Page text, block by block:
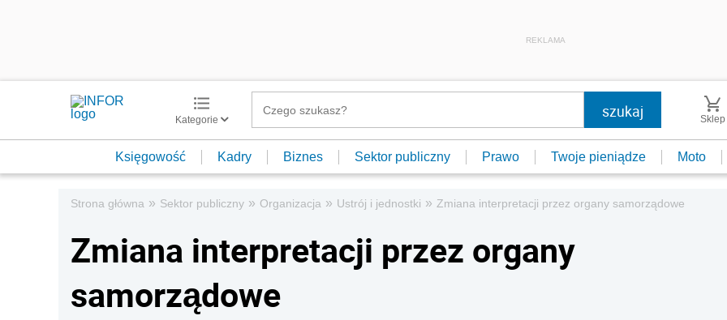
REKLAMA
Kategorie Sklep
Księgowość Kadry Biznes Sektor publiczny Prawo Twoje pieniądze Moto
Strona główna » Sektor publiczny » Organizacja » Ustrój i jednostki » Zmiana interpretacji przez organy samorządowe
Zmiana interpretacji przez organy
samorządowe